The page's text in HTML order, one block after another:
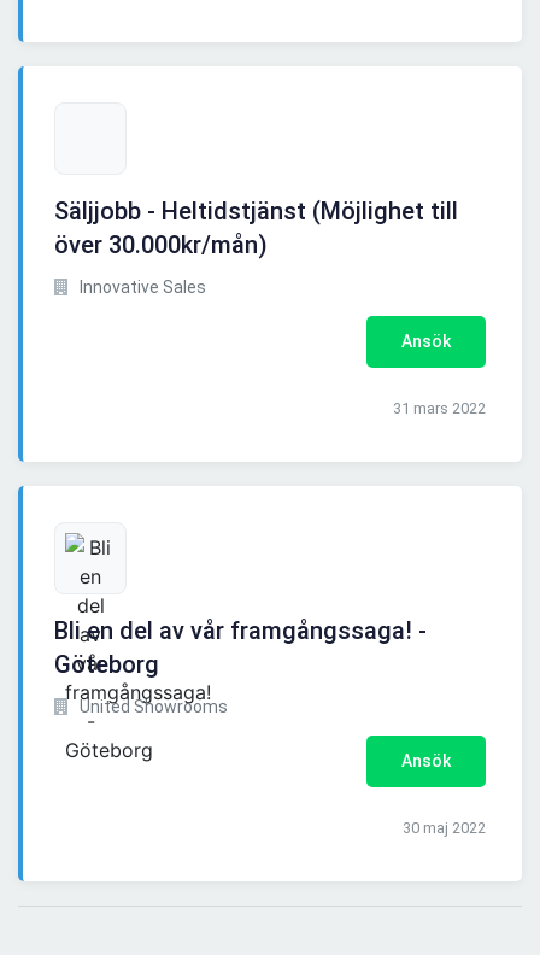
Säljjobb - Heltidstjänst (Möjlighet till
över 30.000kr/mån)
Innovative Sales
Ansök
31 mars 2022
Bli en del av vår framgångssaga! -
Göteborg
United Showrooms
Ansök
30 maj 2022